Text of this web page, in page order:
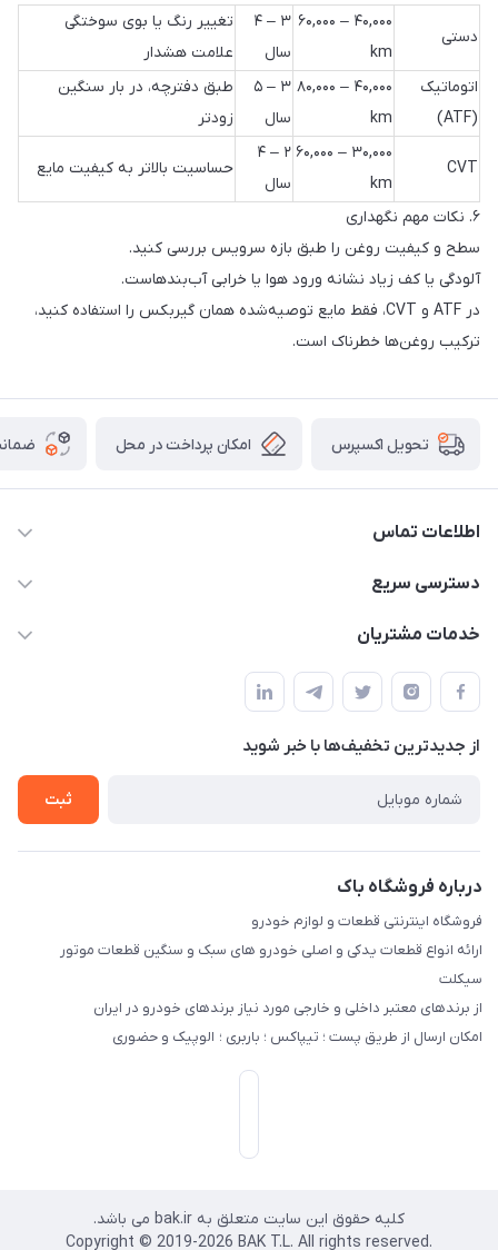
دستی
۴۰,۰۰۰ – ۶۰,۰۰۰
km
۳ – ۴
سال
تغییر رنگ یا بوی سوختگی
علامت هشدار
اتوماتیک
(ATF)
۴۰,۰۰۰ – ۸۰,۰۰۰
km
۳ – ۵
سال
طبق دفترچه، در بار سنگین
زودتر
CVT
۳۰,۰۰۰ – ۶۰,۰۰۰
km
۲ – ۴
سال
حساسیت بالاتر به کیفیت مایع
۶. نکات مهم نگهداری
سطح و کیفیت روغن را طبق بازه سرویس بررسی کنید.
آلودگی یا کف زیاد نشانه ورود هوا یا خرابی آب‌بندهاست.
در ATF و CVT، فقط مایع توصیه‌شده همان گیربکس را استفاده کنید،
ترکیب روغن‌ها خطرناک است.
تحویل اکسپرس امکان پرداخت در محل
اطلاعات تماس
09021000855
دسترسی سریع
حساب کاربری
لیست محصولات
درباره ما
خدمات مشتریان
قوانین و مقررات
حریم خصوصی
راهنما
از جدید‌ترین تخفیف‌ها با‌ خبر شوید
ثبت
درباره فروشگاه باک
فروشگاه اینترنتی قطعات و لوازم خودرو
ارائه انواع قطعات یدکی و اصلی خودرو های سبک و سنگین قطعات موتور
سیکلت
از برندهای معتبر داخلی و خارجی مورد نیاز برندهای خودرو در ایران
امکان ارسال از طریق پست ؛ تیپاکس ؛ باربری ؛ الوپیک و حضوری
کلیه حقوق این سایت متعلق به bak.ir می باشد.
.Copyright © 2019-2026 BAK T.L. All rights reserved